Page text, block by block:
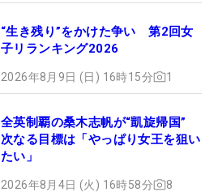
“生き残り”をかけた争い 第2回女
子リランキング2026
2026年8月9日 (日) 16時15分 1
全英制覇の桑木志帆が“凱旋帰国”
次なる目標は「やっぱり女王を狙い
たい」
2026年8月4日 (火) 16時58分 8